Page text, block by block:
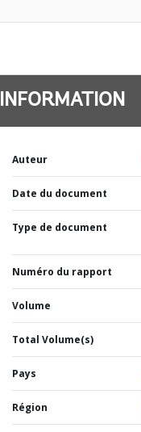
INFORMATION
Auteur
Date du document
Type de document
Numéro du rapport
Volume
Total Volume(s)
Pays
Région